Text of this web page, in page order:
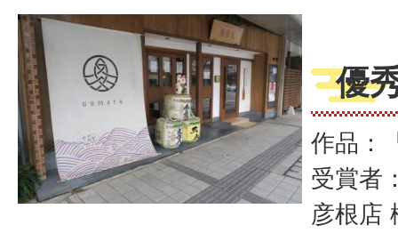
優
作品：
受賞者
彦根店